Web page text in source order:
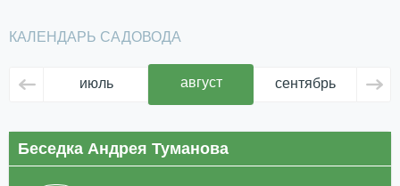
КАЛЕНДАРЬ САДОВОДА
июль август сентябрь
Беседка Андрея Туманова